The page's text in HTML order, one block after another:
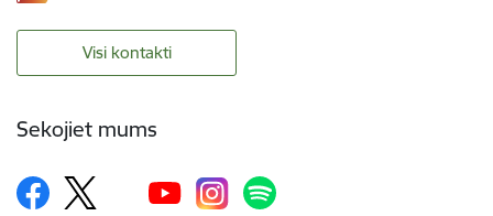
Visi kontakti
Sekojiet mums